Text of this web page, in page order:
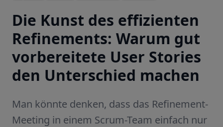
Die Kunst des effizienten
Refinements: Warum gut
vorbereitete User Stories
den Unterschied machen
Man könnte denken, dass das Refinement-
Meeting in einem Scrum-Team einfach nur